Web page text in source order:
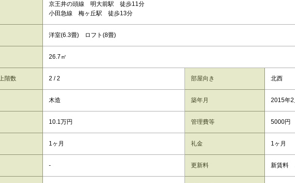
京王井の頭線 明大前駅 徒歩11分
小田急線 梅ヶ丘駅 徒歩13分
洋室(6.3畳) ロフト(8畳)
26.7㎡
階数 2 / 2 部屋向き 北西
木造 築年月 2015年2
10.1万円 管理費等 5000円
1ヶ月 礼金 1ヶ月
- 更新料 新賃料